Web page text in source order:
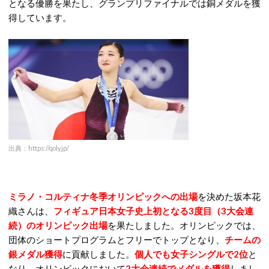
となる優勝を果たし、グランプリファイナルでは銅メダルを獲
得しています。
出典：https://qoly.jp/
ミラノ・コルティナ冬季オリンピックへの出場を決めた坂本花
織さんは、 フィギュア日本女子史上初となる3度目（3大会連
続）のオリンピック出場を果たしました。オリンピックでは、
団体のショートプログラムとフリーでトップとなり、 チームの
銀メダル獲得に貢献しました。 個人でも女子シングルで2位と